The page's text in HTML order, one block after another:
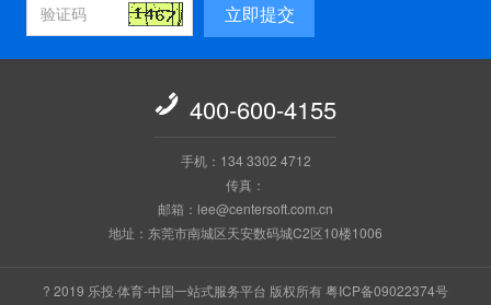
立即提交
 400-600-4155
手机：134 3302 4712
传真：
邮箱：lee@centersoft.com.cn
地址：东莞市南城区天安数码城C2区10楼1006
? 2019 乐投·体育-中国一站式服务平台 版权所有 粤ICP备09022374号